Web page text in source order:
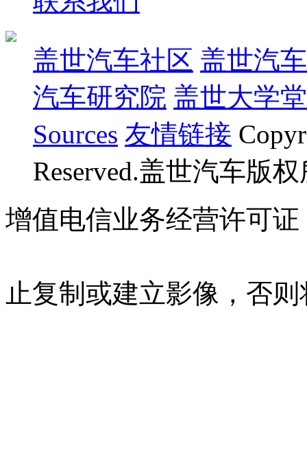
盖世汽车社区 盖世汽
汽车研究院 盖世大学堂
Sources 友情链接
Reserved.盖世汽车版
增值电信业务经营许可证
止复制或建立影像，否